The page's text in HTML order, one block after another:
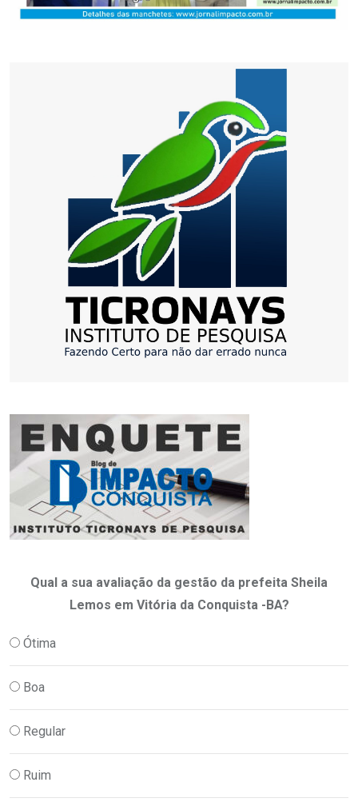
Qual a sua avaliação da gestão da prefeita Sheila
Lemos em Vitória da Conquista -BA?
Ótima
Boa
Regular
Ruim